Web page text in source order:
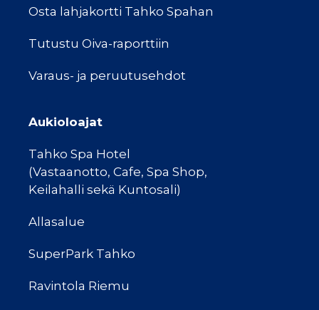
Osta lahjakortti Tahko Spahan
Tutustu Oiva-raporttiin
Varaus- ja peruutusehdot
Aukioloajat
Tahko Spa Hotel
(Vastaanotto, Cafe, Spa Shop,
Keilahalli sekä Kuntosali)
Allasalue
SuperPark Tahko
Ravintola Riemu